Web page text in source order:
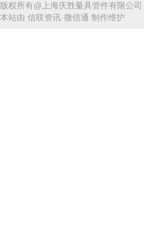
版权所有@上海庆胜量具管件有限公司
本站由 信联资讯·微信通 制作维护